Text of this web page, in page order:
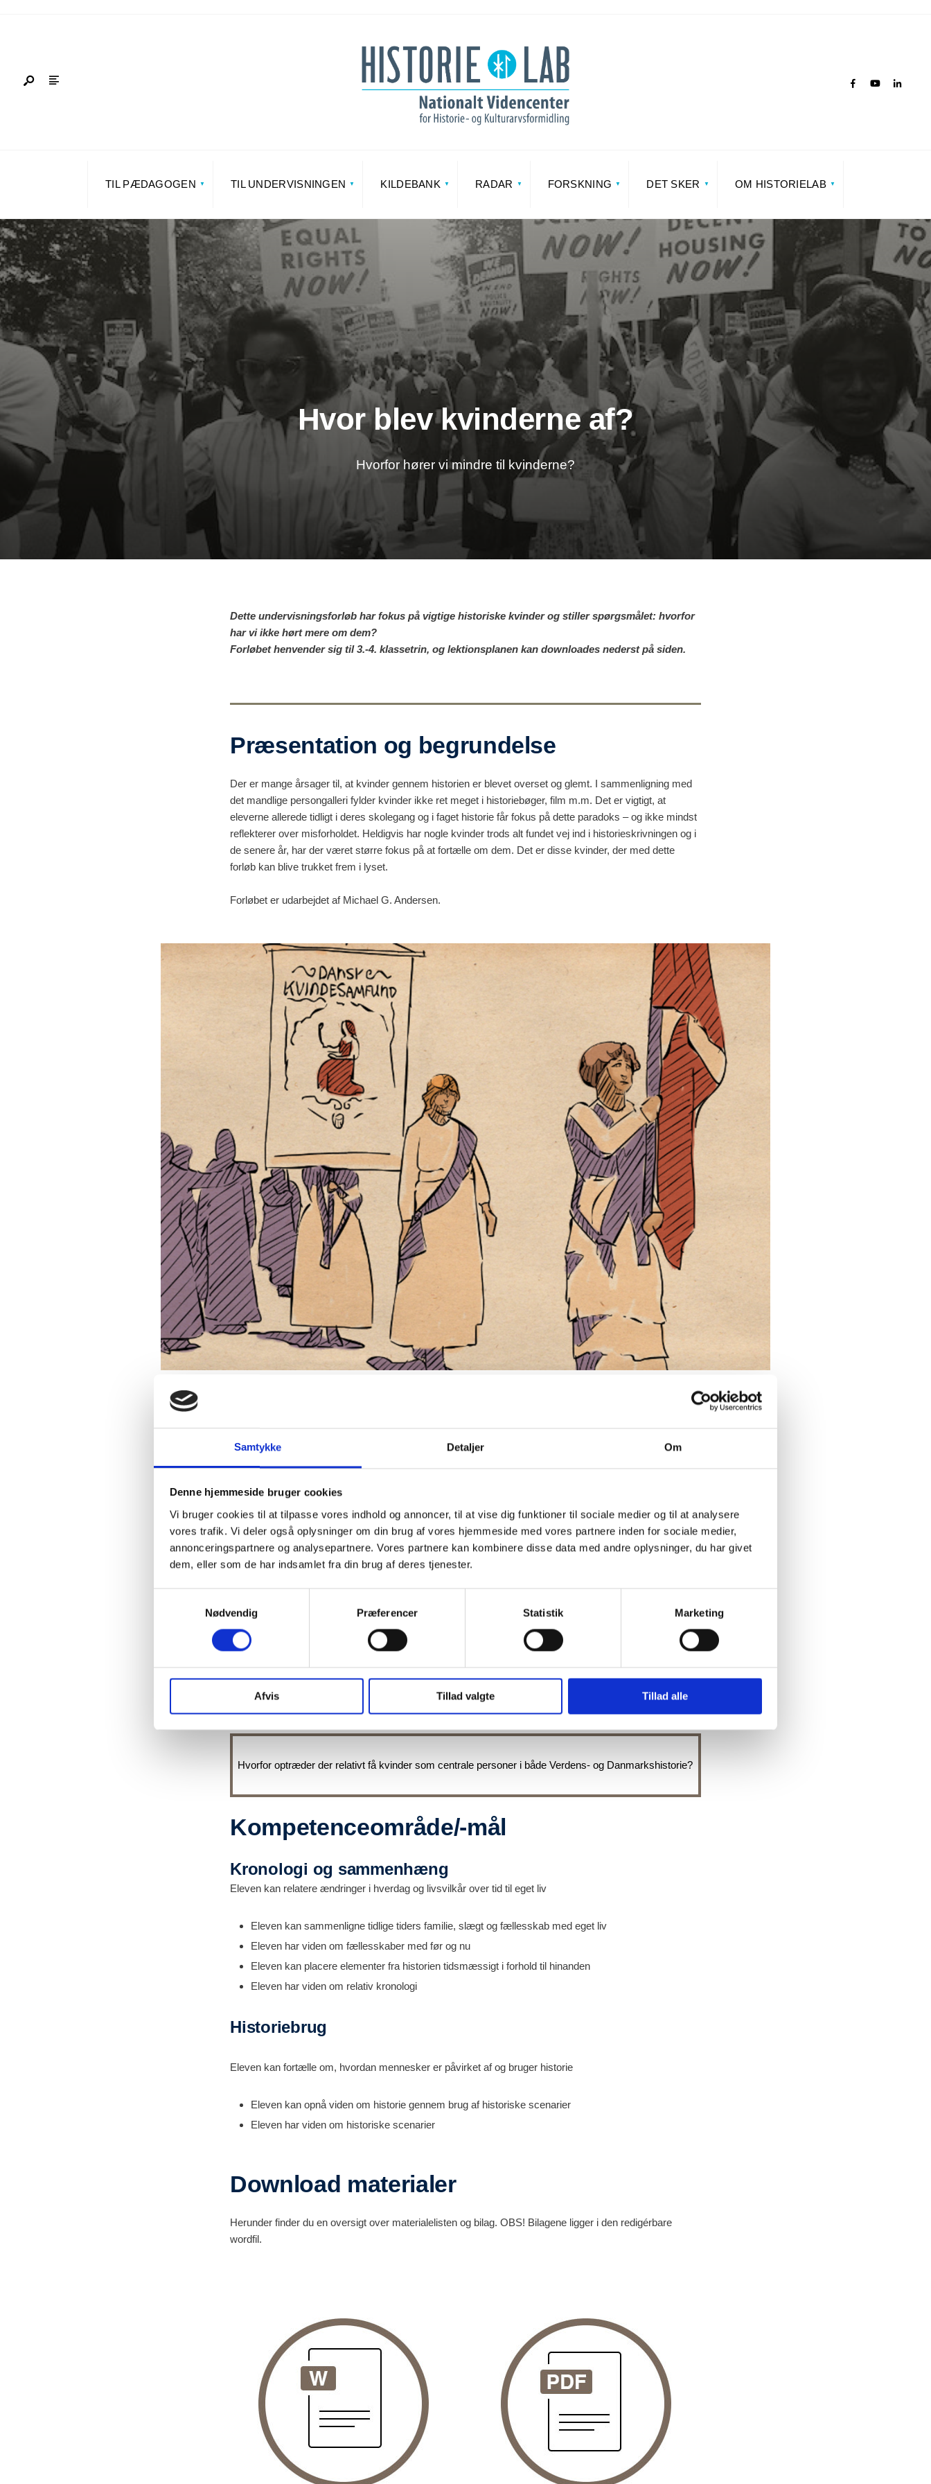
Samtykke Detaljer Om
Denne hjemmeside bruger cookies
Vi bruger cookies til at tilpasse vores indhold og annoncer, til at vise dig funktioner til sociale medier og til at analysere
vores trafik. Vi deler også oplysninger om din brug af vores hjemmeside med vores partnere inden for sociale medier,
annonceringspartnere og analysepartnere. Vores partnere kan kombinere disse data med andre oplysninger, du har givet
dem, eller som de har indsamlet fra din brug af deres tjenester.
Nødvendig
Præferencer Statistik Marketing
Afvis Tillad valgte Tillad alle
TIL PÆDAGOGEN TIL UNDERVISNINGEN KILDEBANK RADAR FORSKNING DET SKER OM HISTORIELAB
Hvor blev kvinderne af?
Hvorfor hører vi mindre til kvinderne?
Dette undervisningsforløb har fokus på vigtige historiske kvinder og stiller spørgsmålet: hvorfor
har vi ikke hørt mere om dem?
Forløbet henvender sig til 3.-4. klassetrin, og lektionsplanen kan downloades nederst på siden.
Præsentation og begrundelse
Der er mange årsager til, at kvinder gennem historien er blevet overset og glemt. I sammenligning med
det mandlige persongalleri fylder kvinder ikke ret meget i historiebøger, film m.m. Det er vigtigt, at
eleverne allerede tidligt i deres skolegang og i faget historie får fokus på dette paradoks – og ikke mindst
reflekterer over misforholdet. Heldigvis har nogle kvinder trods alt fundet vej ind i historieskrivningen og i
de senere år, har der været større fokus på at fortælle om dem. Det er disse kvinder, der med dette
forløb kan blive trukket frem i lyset.
Forløbet er udarbejdet af Michael G. Andersen.
Problemstilling
Hvorfor optræder der relativt få kvinder som centrale personer i både Verdens- og Danmarkshistorie?
Kompetenceområde/-mål
Kronologi og sammenhæng
Eleven kan relatere ændringer i hverdag og livsvilkår over tid til eget liv
Eleven kan sammenligne tidlige tiders familie, slægt og fællesskab med eget liv
Eleven har viden om fællesskaber med før og nu
Eleven kan placere elementer fra historien tidsmæssigt i forhold til hinanden
Eleven har viden om relativ kronologi
Historiebrug
Eleven kan fortælle om, hvordan mennesker er påvirket af og bruger historie
Eleven kan opnå viden om historie gennem brug af historiske scenarier
Eleven har viden om historiske scenarier
Download materialer
Herunder finder du en oversigt over materialelisten og bilag. OBS! Bilagene ligger i den redigérbare
wordfil.